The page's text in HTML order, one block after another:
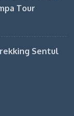
Tour
Sentul